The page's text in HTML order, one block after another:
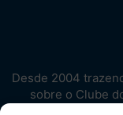
Desde 2004
sobre o Clube